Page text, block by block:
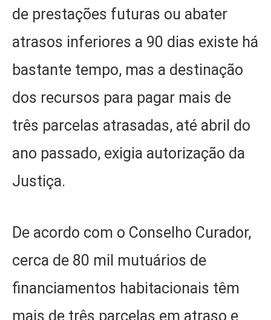
de prestações futuras ou abater
atrasos inferiores a 90 dias existe há
bastante tempo, mas a destinação
dos recursos para pagar mais de
três parcelas atrasadas, até abril do
ano passado, exigia autorização da
Justiça.
De acordo com o Conselho Curador,
cerca de 80 mil mutuários de
financiamentos habitacionais têm
mais de três parcelas em atraso e